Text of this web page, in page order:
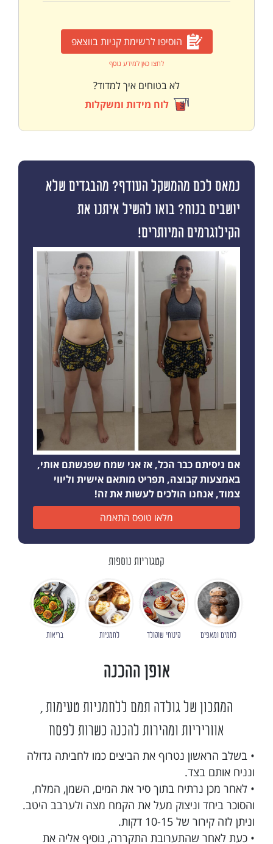
הוסיפו לרשימת קניות בווצאפ
לחצו כאן למידע נוסף
לא בטוחים איך למדוד?
לוח מידות ומשקלות
נמאס לכם מהמשקל העודף? מהבגדים שלא
יושבים בנוח? בואו להשיל איתנו את
הקילוגרמים המיותרים!
אם ניסיתם כבר הכל, אז אני שמח שפגשתם אותי,
באמצעות קבוצה, תפריט מותאם אישית וליווי
צמוד, אנחנו הולכים לעשות את זה!
מלאו טופס התאמה
קטגוריות נוספות
לחמים ומאפים קינוחי שוקולד לחמניות בריאות
אופן ההכנה
המתכון של גולדה תמם ללחמניות טעימות ,
אווריריות ומהירות להכנה כשרות לפסח
• בשלב הראשון נטרוף את הביצים כמו לחביתה גדולה
ונניח אותם בצד.
• לאחר מכן נרתיח בתוך סיר את המים, השמן, המלח,
והסוכר ביחד וניצוק מעל את הקמח מצה ולערבב היטב.
וניתן לזה קירור של 10-15 דקות.
• כעת לאחר שהתערובת התקררה, נוסיף אליה את